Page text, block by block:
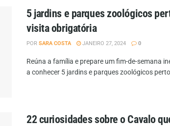
5 jardins e parques zoológicos
visita obrigatória
POR SARA COSTA JANEIRO 27, 2024 0
Reúna a família e prepare um fim-de-semana
a conhecer 5 jardins e parques zoológicos
22 curiosidades sobre o Cavalo